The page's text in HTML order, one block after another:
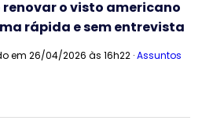
renovar o visto americano
rápida e sem entrevista
em 26/04/2026 às 16h22 ·Assuntos